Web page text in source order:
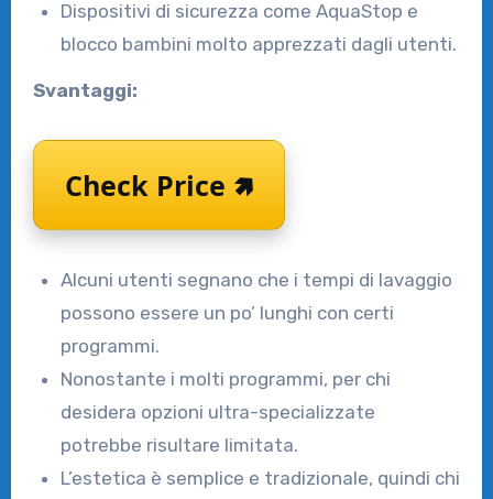
Dispositivi di sicurezza come AquaStop e
blocco bambini molto apprezzati dagli utenti.
Svantaggi:
Check Price 🢅
Alcuni utenti segnano che i tempi di lavaggio
possono essere un po’ lunghi con certi
programmi.
Nonostante i molti programmi, per chi
desidera opzioni ultra-specializzate
potrebbe risultare limitata.
L’estetica è semplice e tradizionale, quindi chi